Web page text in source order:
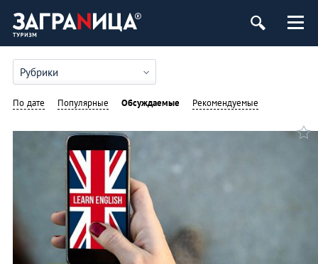
Рубрики
По дате Популярные Обсуждаемые Рекомендуемые